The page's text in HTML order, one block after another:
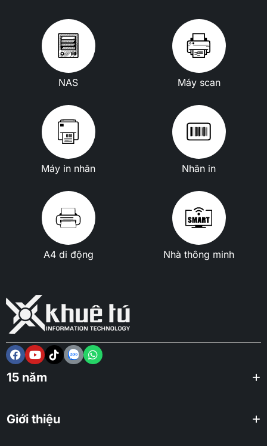
NAS Máy scan
Máy in nhãn Nhãn in
A4 di động Nhà thông minh
15 năm
Giới thiệu